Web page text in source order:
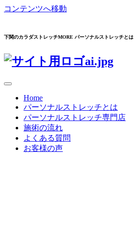
コンテンツへ移動
下関のカラダストレッチMORE パーソナルストレッチとは
Home
パーソナルストレッチとは
パーソナルストレッチ専門店
施術の流れ
よくある質問
お客様の声